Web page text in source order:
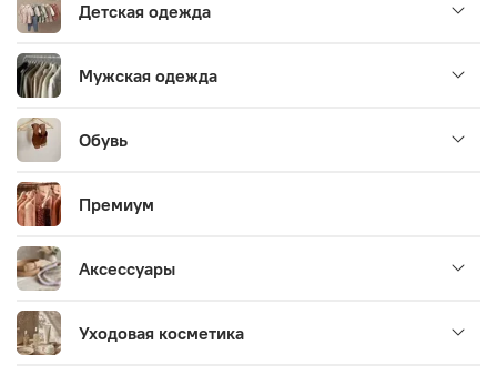
Детская одежда
Мужская одежда
Обувь
Премиум
Аксессуары
Уходовая косметика